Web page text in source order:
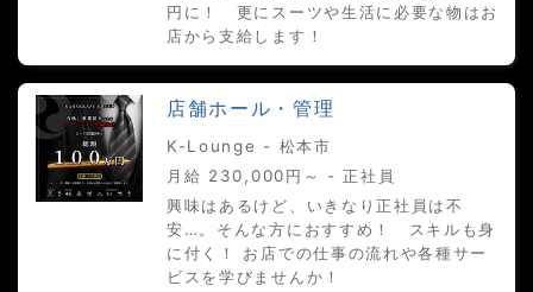
円に！ 更にスーツや生活に必要な物はお
店から支給します！
店舗ホール・管理
K-Lounge - 松本市
月給 230,000円～ - 正社員
興味はあるけど、いきなり正社員は不
安…。そんな方におすすめ！ スキルも身
に付く！ お店での仕事の流れや各種サー
ビスを学びませんか！